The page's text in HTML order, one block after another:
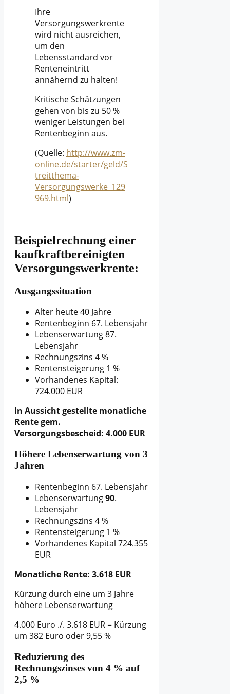
Ihre
Versorgungswerkrente
wird nicht ausreichen,
um den
Lebensstandard vor
Renteneintritt
annähernd zu halten!
Kritische Schätzungen
gehen von bis zu 50 %
weniger Leistungen bei
Rentenbeginn aus.
(Quelle: http://www.zm-
online.de/starter/geld/S
treitthema-
Versorgungswerke_129
969.html)
Beispielrechnung einer
kaufkraftbereinigten
Versorgungswerkrente:
Ausgangssituation
Alter heute 40 Jahre
Rentenbeginn 67. Lebensjahr
Lebenserwartung 87.
Lebensjahr
Rechnungszins 4 %
Rentensteigerung 1 %
Vorhandenes Kapital:
724.000 EUR
In Aussicht gestellte monatliche
Rente gem.
Versorgungsbescheid: 4.000 EUR
Höhere Lebenserwartung von 3
Jahren
Rentenbeginn 67. Lebensjahr
Lebenserwartung90.
Lebensjahr
Rechnungszins 4 %
Rentensteigerung 1 %
Vorhandenes Kapital 724.355
EUR
Monatliche Rente: 3.618 EUR
Kürzung durch eine um 3 Jahre
höhere Lebenserwartung
4.000 Euro ./. 3.618 EUR = Kürzung
um 382 Euro oder 9,55 %
Reduzierung des
Rechnungszinses von 4 % auf
2,5 %